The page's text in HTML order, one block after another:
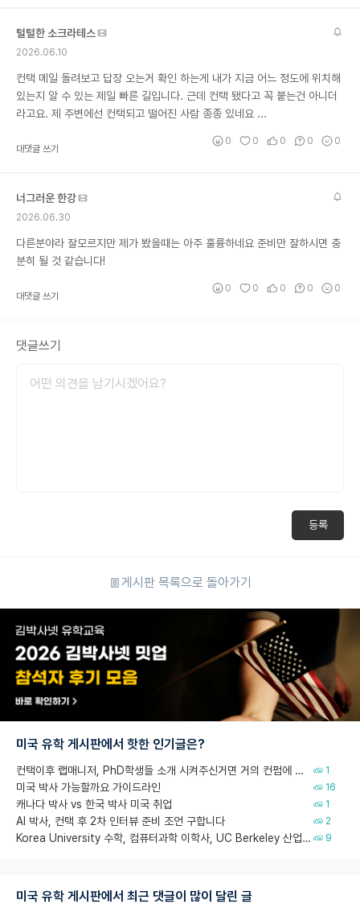
털털한 소크라테스
2026.06.10
컨택 메일 돌려보고 답장 오는거 확인 하는게 내가 지금 어느 정도에 위치해
있는지 알 수 있는 제일 빠른 길입니다. 근데 컨택 됐다고 꼭 붙는건 아니더
라고요. 제 주변에선 컨택되고 떨어진 사람 종종 있네요 ...
대댓글 쓰기
0 0 0 0 0
너그러운 한강
2026.06.30
다른분야라 잘모르지만 제가 봤을때는 아주 훌륭하네요 준비만 잘하시면 충
분히 될 것 같습니다!
대댓글 쓰기
0 0 0 0 0
댓글쓰기
등록
게시판 목록으로 돌아가기
미국 유학 게시판에서 핫한 인기글은?
컨택이후 랩매니저, PhD학생들 소개 시켜주신거면 거의 컨펌에 가깝나요? 1
미국 박사 가능할까요 가이드라인 16
캐나다 박사 vs 한국 박사 미국 취업 1
AI 박사, 컨택 후 2차 인터뷰 준비 조언 구합니다 2
Korea University 수학, 컴퓨터과학 이학사, UC Berkeley 산업공학 대학원 공학박사가 되는 것은 쉽지 않겠죠? 9
미국 유학 게시판에서 최근 댓글이 많이 달린 글